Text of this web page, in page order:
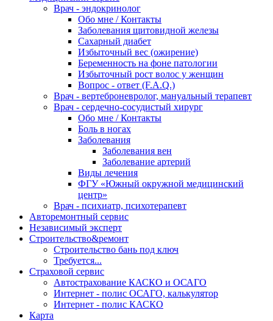
Врач - эндокринолог
Обо мне / Контакты
Заболевания щитовидной железы
Сахарный диабет
Избыточный вес (ожирение)
Беременность на фоне патологии
Избыточный рост волос у женщин
Вопрос - ответ (F.A.Q.)
Врач - вертеброневролог, мануальный терапевт
Врач - сердечно-сосудистый хирург
Обо мне / Контакты
Боль в ногах
Заболевания
Заболевания вен
Заболевание артерий
Виды лечения
ФГУ «Южный окружной медицинский
центр»
Врач - психиатр, психотерапевт
Авторемонтный сервис
Независимый эксперт
Строительство&ремонт
Строительство бань под ключ
Требуется...
Страховой сервис
Автострахование КАСКО и ОСАГО
Интернет - полис ОСАГО, калькулятор
Интернет - полис КАСКО
Карта